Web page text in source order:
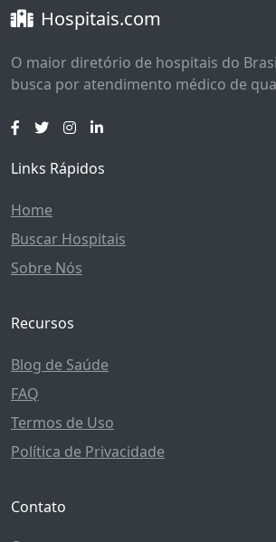
Hospitais.com
O maior diretório de hospitais do
busca por atendimento médico de
Links Rápidos
Home
Buscar Hospitais
Sobre Nós
Recursos
Blog de Saúde
FAQ
Termos de Uso
Política de Privacidade
Contato